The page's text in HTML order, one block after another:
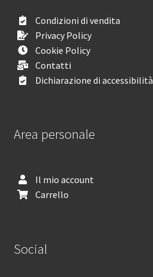
Condizioni di vendita
Privacy Policy
Cookie Policy
Contatti
Dichiarazione di accessibilità
Area personale
Il mio account
Carrello
Social